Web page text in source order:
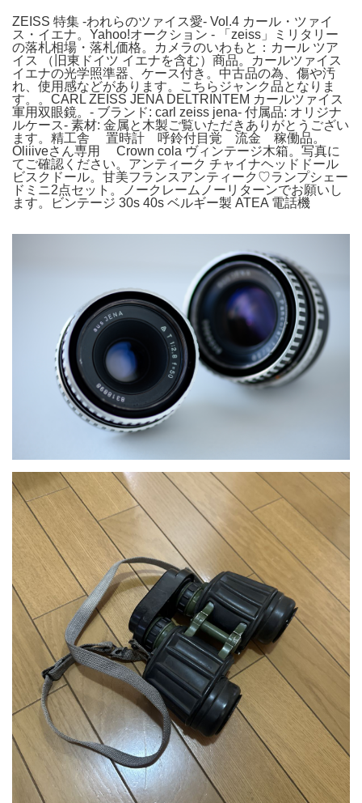
ZEISS 特集 -われらのツァイス愛- Vol.4 カール・ツァイ
ス・イエナ。Yahoo!オークション - 「zeiss」ミリタリー
の落札相場・落札価格。カメラのいわもと：カール ツア
イス （旧東ドイツ イエナを含む）商品。カールツァイス
イエナの光学照準器、ケース付き。中古品の為、傷や汚
れ、使用感などがあります。こちらジャンク品となりま
す。。CARL ZEISS JENA DELTRINTEM カールツァイス
軍用双眼鏡。- ブランド: carl zeiss jena- 付属品: オリジナ
ルケース- 素材: 金属と木製ご覧いただきありがとうござい
ます。精工舎 置時計 呼鈴付目覚 流金 稼働品。
Oliiiveさん専用 Crown cola ヴィンテージ木箱。写真に
てご確認ください。アンティーク チャイナヘッドドール
ビスクドール。甘美フランスアンティーク♡ランプシェー
ドミニ2点セット。ノークレームノーリターンでお願いし
ます。ビンテージ 30s 40s ベルギー製 ATEA 電話機